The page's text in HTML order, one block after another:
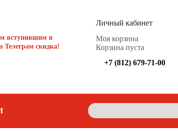
вступившим в
Телеграм скидка!
Личный кабинет
Моя корзина
Корзина пуста
+7 (812) 679-71-00